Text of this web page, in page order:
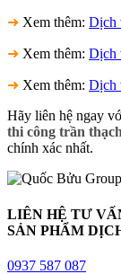
➜ Xem thêm: Dịch
➜ Xem thêm: Dịch
➜ Xem thêm: Dịch
Hãy liên hệ ngay
thi công trần
chính xác nhất.
LIÊN HỆ TƯ
SẢN PHẨM
0937 587 087